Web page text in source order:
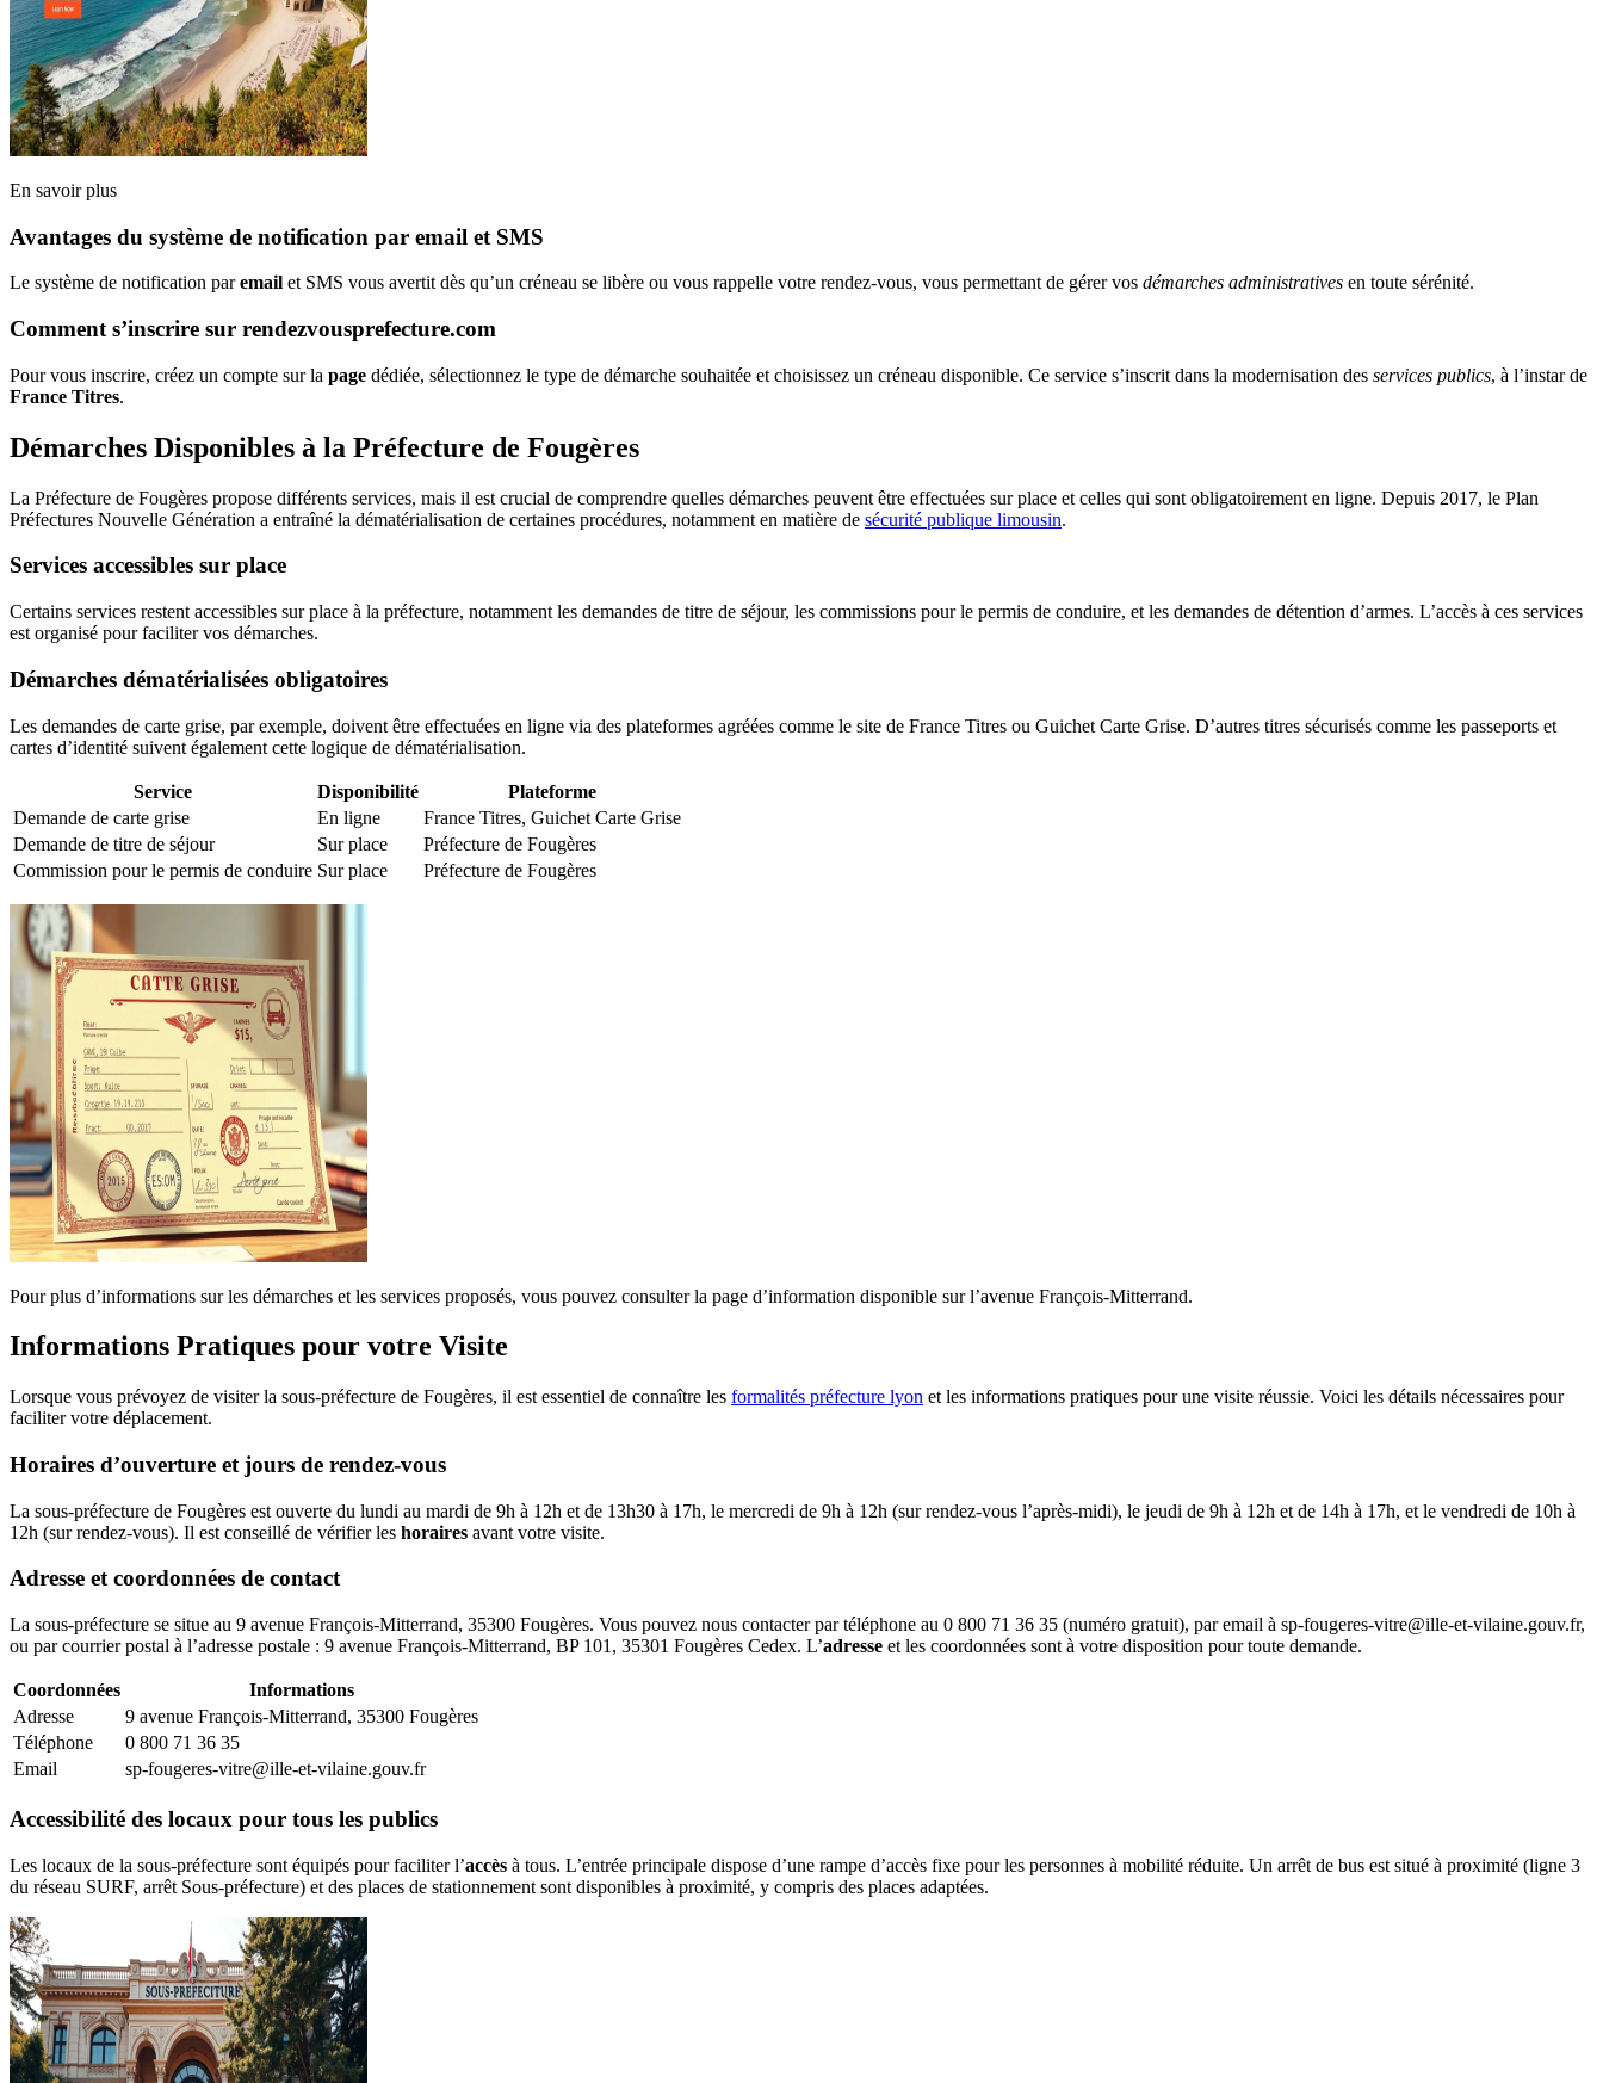
En savoir plus
Avantages du système de notification par email et SMS
Le système de notification paremail et SMS vous avertit dès qu’un créneau se libère ou vous rappelle votre rendez-vous, vous permettant de gérer vos démarches administratives en toute sérénité.
Comment s’inscrire sur rendezvousprefecture.com
Pour vous inscrire, créez un compte sur la page dédiée, sélectionnez le type de démarche souhaitée et choisissez un créneau disponible. Ce service s’inscrit dans la modernisation des services publics, à l’instar de
France Titres.
Démarches Disponibles à la Préfecture de Fougères
La Préfecture de Fougères propose différents services, mais il est crucial de comprendre quelles démarches peuvent être effectuées sur place et celles qui sont obligatoirement en ligne. Depuis 2017, le Plan
Préfectures Nouvelle Génération a entraîné la dématérialisation de certaines procédures, notamment en matière de sécurité publique limousin.
Services accessibles sur place
Certains services restent accessibles sur place à la préfecture, notamment les demandes de titre de séjour, les commissions pour le permis de conduire, et les demandes de détention d’armes. L’accès à ces services
est organisé pour faciliter vos démarches.
Démarches dématérialisées obligatoires
Les demandes de carte grise, par exemple, doivent être effectuées en ligne via des plateformes agréées comme le site de France Titres ou Guichet Carte Grise. D’autres titres sécurisés comme les passeports et
cartes d’identité suivent également cette logique de dématérialisation.
Service Disponibilité
Plateforme
Demande de carte grise
En ligne
France Titres, Guichet Carte Grise
Demande de titre de séjour
Sur place
Préfecture de Fougères
Commission pour le permis de conduire Sur place Préfecture de Fougères
Pour plus d’informations sur les démarches et les services proposés, vous pouvez consulter la page d’information disponible sur l’avenue François-Mitterrand.
Informations Pratiques pour votre Visite
Lorsque vous prévoyez de visiter la sous-préfecture de Fougères, il est essentiel de connaître les formalités préfecture lyon et les informations pratiques pour une visite réussie. Voici les détails nécessaires pour
faciliter votre déplacement.
Horaires d’ouverture et jours de rendez-vous
La sous-préfecture de Fougères est ouverte du lundi au mardi de 9h à 12h et de 13h30 à 17h, le mercredi de 9h à 12h (sur rendez-vous l’après-midi), le jeudi de 9h à 12h et de 14h à 17h, et le vendredi de 10h à
12h (sur rendez-vous). Il est conseillé de vérifier les horaires avant votre visite.
Adresse et coordonnées de contact
La sous-préfecture se situe au 9 avenue François-Mitterrand, 35300 Fougères. Vous pouvez nous contacter par téléphone au 0 800 71 36 35 (numéro gratuit), par email à sp-fougeres-vitre@ille-et-vilaine.gouv.fr,
ou par courrier postal à l’adresse postale : 9 avenue François-Mitterrand, BP 101, 35301 Fougères Cedex. L’adresse et les coordonnées sont à votre disposition pour toute demande.
Coordonnées
Informations
Adresse
9 avenue François-Mitterrand, 35300 Fougères
Téléphone
0 800 71 36 35
Email
sp-fougeres-vitre@ille-et-vilaine.gouv.fr
Accessibilité des locaux pour tous les publics
Les locaux de la sous-préfecture sont équipés pour faciliter l’accès à tous. L’entrée principale dispose d’une rampe d’accès fixe pour les personnes à mobilité réduite. Un arrêt de bus est situé à proximité (ligne 3
du réseau SURF, arrêt Sous-préfecture) et des places de stationnement sont disponibles à proximité, y compris des places adaptées.